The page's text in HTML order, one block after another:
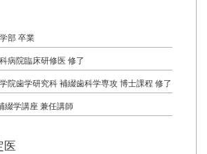
部 卒業
病院臨床研修医 修了
歯学研究科 補綴歯科学専攻 博士課程 修了
綴学講座 兼任講師
医